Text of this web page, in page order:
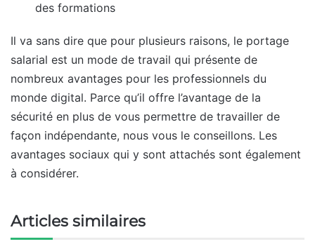
des formations
Il va sans dire que pour plusieurs raisons, le portage
salarial est un mode de travail qui présente de
nombreux avantages pour les professionnels du
monde digital. Parce qu’il offre l’avantage de la
sécurité en plus de vous permettre de travailler de
façon indépendante, nous vous le conseillons. Les
avantages sociaux qui y sont attachés sont également
à considérer.
Articles similaires